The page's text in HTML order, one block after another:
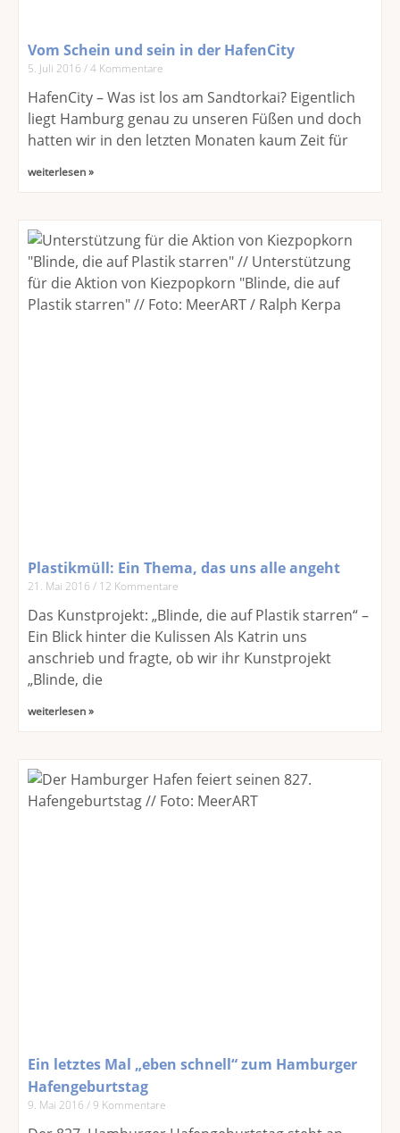
Vom Schein und sein in der HafenCity
5. Juli 2016 4 Kommentare
HafenCity – Was ist los am Sandtorkai? Eigentlich
liegt Hamburg genau zu unseren Füßen und doch
hatten wir in den letzten Monaten kaum Zeit für
weiterlesen »
Plastikmüll: Ein Thema, das uns alle angeht
21. Mai 2016 12 Kommentare
Das Kunstprojekt: „Blinde, die auf Plastik starren“ –
Ein Blick hinter die Kulissen Als Katrin uns
anschrieb und fragte, ob wir ihr Kunstprojekt
„Blinde, die
weiterlesen »
Ein letztes Mal „eben schnell“ zum Hamburger
Hafengeburtstag
9. Mai 2016 9 Kommentare